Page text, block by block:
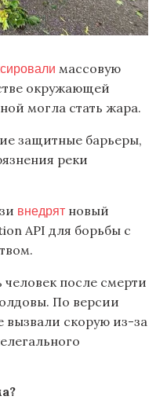
массовую
окружающей
могла стать жара.
защитные барьеры,
реки
внедрят новый
API для борьбы с
человек после смерти
По версии
вызвали скорую из-за